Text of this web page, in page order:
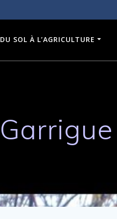
DU SOL À L’AGRICULTURE
Garrigue